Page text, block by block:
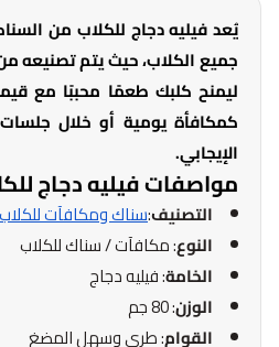
يُعد فيليه دجاج للكلاب من
جميع الكلاب، حيث يتم تصنيعه
ليمنح كلبك طعمًا محببًا مع
كمكافأة يومية أو خلال جلسات
الإيجابي.
مواصفات فيليه دجاج
التصنيف:سناك ومكافآت
النوع: مكافآت / سناك للكلاب
الخامة: فيليه دجاج
الوزن: 80 جم
القوام: طري وسهل المضغ